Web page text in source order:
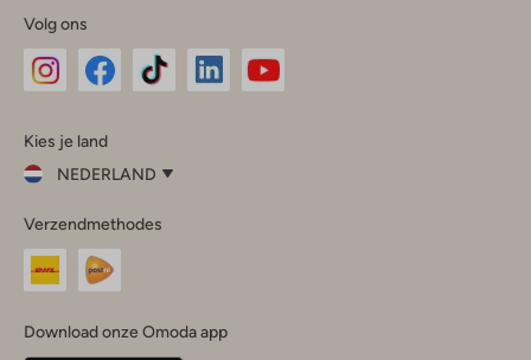
Volg ons
InstagramFacebook
Kies je land
NEDERLAND
je
land
Nederland
Belgique(Français)
Verzendmethodes
Download onze Omoda app